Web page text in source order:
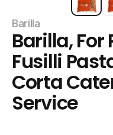
Barilla
Barilla,
Fusilli
Corta
Service